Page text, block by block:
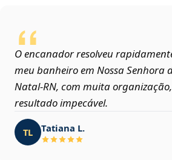
O encanador resolveu
meu banheiro em Nossa Senhora
Natal‑RN, com muita
resultado impecável.
TL Tatiana L.